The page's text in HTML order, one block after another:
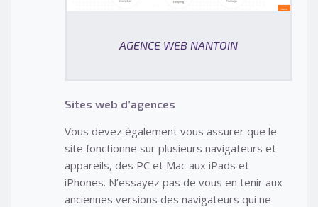
AGENCE WEB NANTOIN
Sites web d’agences
Vous devez également vous assurer que le
site fonctionne sur plusieurs navigateurs et
appareils, des PC et Mac aux iPads et
iPhones. N’essayez pas de vous en tenir aux
anciennes versions des navigateurs qui ne